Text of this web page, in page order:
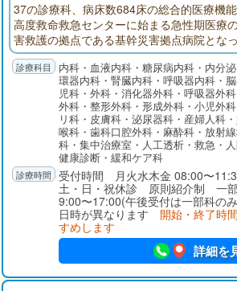
37の診療科、病床数684床の総合的医療機能
高度救命救急センターに始まる急性期医療
害救護の拠点である基幹災害拠点病院とな
「地域医療支援病院」「がん診療連携拠点
を受けています。内科・血液内科・糖尿病内科・内分
環器内科・腎臓内科・呼吸器内科・
児科・外科・消化器外科・呼吸器外
外科・整形外科・形成外科・小児外
リ科・皮膚科・泌尿器科・産婦人科
喉科・歯科口腔外科・麻酔科・放射
科・集中治療室・人工透析・救急・
健康診断・緩和ケア科
受付時間 月火水木金 08:00〜
土・日・祝休診 原則紹介制 一
9:00〜17:00(午後受付は一部科の
日時が異なります 開始・終了時
すめします
詳細を